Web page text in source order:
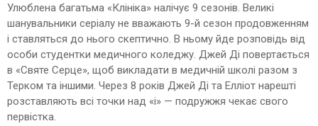
Улюблена багатьма «Клініка» налічує 9 сезонів. Великі
шанувальники серіалу не вважають 9-й сезон продовженням
і ставляться до нього скептично. В ньому йде розповідь від
особи студентки медичного коледжу. Джей Ді повертається
в «Святе Серце», щоб викладати в медичній школі разом з
Терком та іншими. Через 8 років Джей Ді та Елліот нарешті
розставляють всі точки над «i» — подружжя чекає свого
первістка.